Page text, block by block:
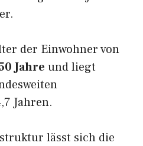
der Einwohner von
Jahre und liegt
Jahren.
lässt sich die